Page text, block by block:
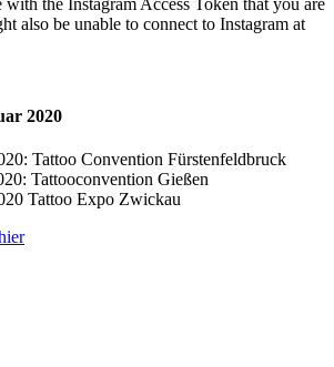
also be unable to connect to Instagram at
2020
Tattoo Convention Fürstenfeldbruck
Tattooconvention Gießen
Tattoo Expo Zwickau